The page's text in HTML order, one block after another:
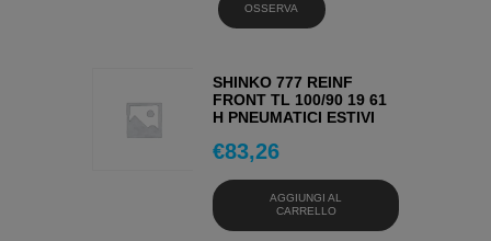
OSSERVA
SHINKO 777 REINF
FRONT TL 100/90 19 61
H PNEUMATICI ESTIVI
€83,26
AGGIUNGI AL
CARRELLO